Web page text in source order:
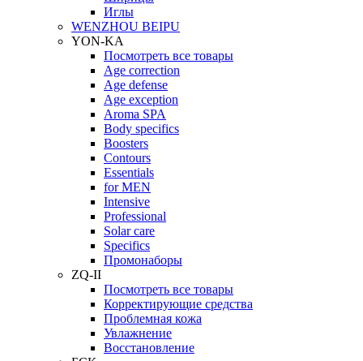
Иглы
WENZHOU BEIPU
YON-KA
Посмотреть все товары
Age correction
Age defense
Age exception
Aroma SPA
Body specifics
Boosters
Contours
Essentials
for MEN
Intensive
Professional
Solar care
Specifics
Промонаборы
ZQ-II
Посмотреть все товары
Корректирующие средства
Проблемная кожа
Увлажнение
Восстановление